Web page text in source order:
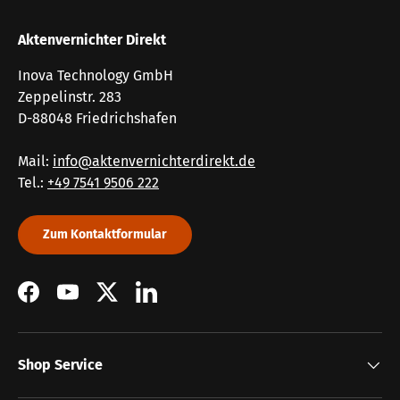
Aktenvernichter Direkt
Inova Technology GmbH
Zeppelinstr. 283
D-88048 Friedrichshafen
Mail: info@aktenvernichterdirekt.de
Tel.: +49 7541 9506 222
Zum Kontaktformular
FacebookYouTubeTwitterLinkedIn
Shop Service